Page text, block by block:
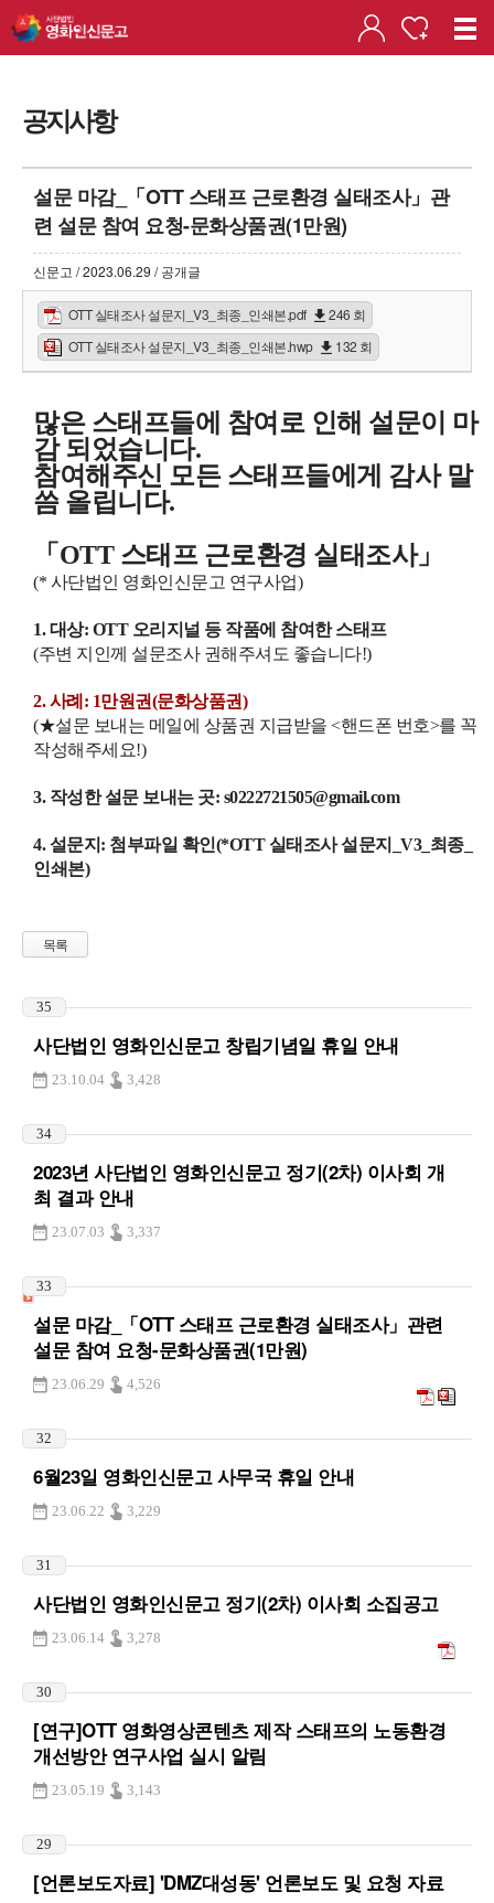
공지사항
설문 마감_「OTT 스태프 근로환경 실태조사」관
련 설문 참여 요청-문화상품권(1만원)
신문고 / 2023.06.29 / 공개글
OTT 실태조사 설문지_V3_최종_인쇄본.pdf
246 회
OTT 실태조사 설문지_V3_최종_인쇄본.hwp
132 회
많은 스태프들에 참여로 인해 설문이 마
감 되었습니다.
참여해주신 모든 스태프들에게 감사 말
씀 올립니다.
「OTT 스태프 근로환경 실태조사」
(* 사단법인 영화인신문고 연구사업)
1. 대상: OTT 오리지널 등 작품에 참여한 스태프
(주변 지인께 설문조사 권해주셔도 좋습니다!)
2. 사례: 1만원권(문화상품권)
(★설문 보내는 메일에 상품권 지급받을 <핸드폰 번호>를 꼭
작성해주세요!)
3. 작성한 설문 보내는 곳: s0222721505@gmail.com
4. 설문지: 첨부파일 확인(*OTT 실태조사 설문지_V3_최종_
인쇄본)
목록
35
사단법인 영화인신문고 창립기념일 휴일 안내
23.10.04 3,428
34
2023년 사단법인 영화인신문고 정기(2차) 이사회 개
최 결과 안내
23.07.03 3,337
33
설문 마감_「OTT 스태프 근로환경 실태조사」관련
설문 참여 요청-문화상품권(1만원)
23.06.29 4,526
32
6월23일 영화인신문고 사무국 휴일 안내
23.06.22 3,229
31
사단법인 영화인신문고 정기(2차) 이사회 소집공고
23.06.14 3,278
30
[연구]OTT 영화영상콘텐츠 제작 스태프의 노동환경
개선방안 연구사업 실시 알림
23.05.19 3,143
29
[언론보도자료] 'DMZ대성동' 언론보도 및 요청 자료